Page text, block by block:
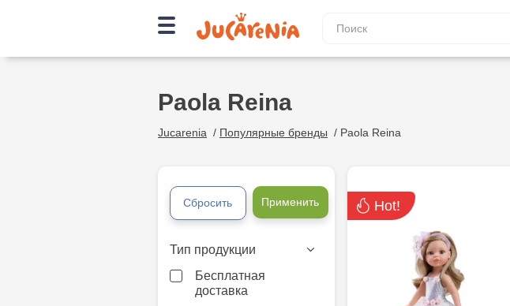
Paola Reina
Jucarenia / Популярные бренды / Paola Reina
Сбросить Применить
Тип продукции
Бесплатная
доставка
Hot!